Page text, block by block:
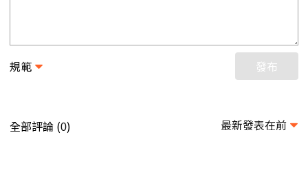
規範 發布
全部評論 (0) 最新發表在前